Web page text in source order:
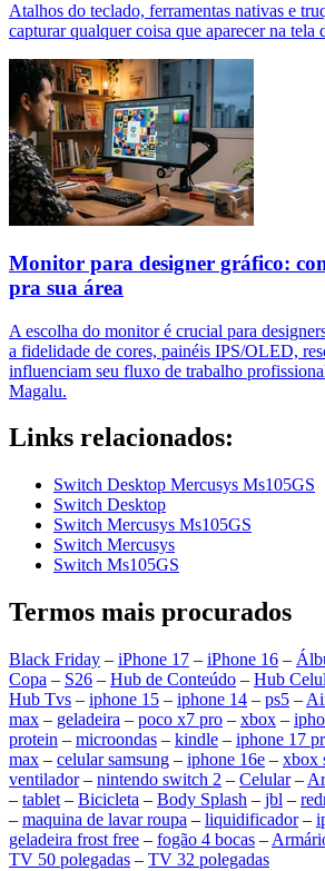
Atalhos do teclado, ferramentas nativas e
capturar qualquer coisa que aparecer na tela
Monitor para designer gráfico:
pra sua área
A escolha do monitor é crucial para
a fidelidade de cores, painéis IPS/OLED,
influenciam seu fluxo de trabalho
Magalu.
Links relacionados:
Switch Desktop Mercusys Ms105GS
Switch Desktop
Switch Mercusys Ms105GS
Switch Mercusys
Switch Ms105GS
Termos mais procurados
Black Friday – iPhone 17 – iPhone 16 –
Copa – S26 – Hub de Conteúdo – Hub
Hub Tvs – iphone 15 – iphone 14 – ps5 –
max – geladeira – poco x7 pro – xbox –
protein – microondas – kindle – iphone 17
max – celular samsung – iphone 16e – xbox
ventilador– nintendo switch 2 – Celular–
– tablet – Bicicleta – Body Splash – jbl –
– maquina de lavar roupa – liquidificador–
geladeira frost free – fogão 4 bocas –
TV 50 polegadas – TV 32 polegadas